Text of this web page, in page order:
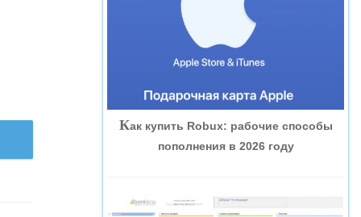
«ВНЕШПРОМБАНК»
«БАНК ГЛОБЭКС»
Как купить Robux: рабочие способы
пополнения в 2026 году